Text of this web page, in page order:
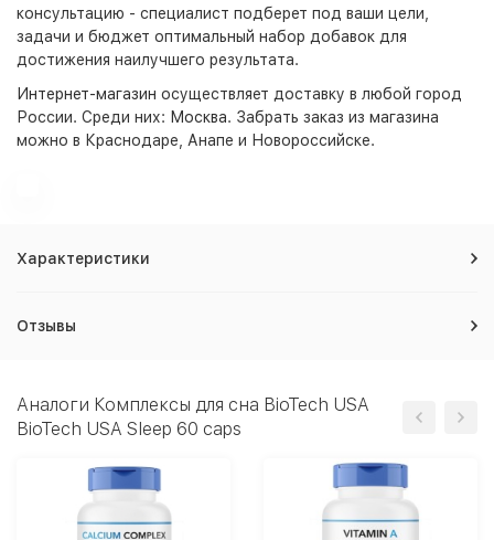
консультацию - специалист подберет под ваши цели,
задачи и бюджет оптимальный набор добавок для
достижения наилучшего результата.
Интернет-магазин осуществляет доставку в любой город
России. Среди них: Москва. Забрать заказ из магазина
можно в Краснодаре, Анапе и Новороссийске.
Характеристики
Отзывы
Аналоги Комплексы для сна BioTech USA
BioTech USA Sleep 60 caps